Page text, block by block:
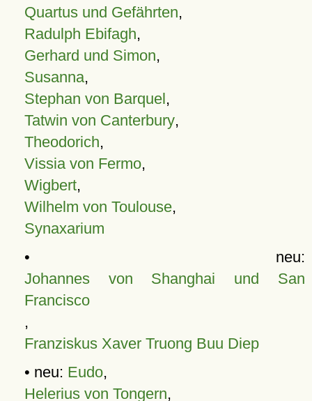
Quartus und Gefährten,
Radulph Ebifagh,
Gerhard und Simon,
Susanna,
Stephan von Barquel,
Tatwin von Canterbury,
Theodorich,
Vissia von Fermo,
Wigbert,
Wilhelm von Toulouse,
Synaxarium
• neu:
Johannes von Shanghai und San
Francisco
,
Franziskus Xaver Truong Buu Diep
• neu: Eudo,
Helerius von Tongern,